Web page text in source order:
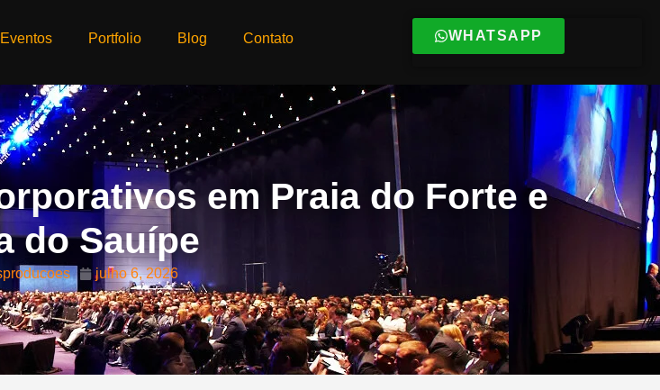
Eventos Portfolio Blog Contato WHATSAPP
em Praia do Forte e
do Sauípe
julho 6, 2026